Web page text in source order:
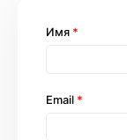
Имя *
Email *